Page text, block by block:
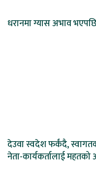
धरानमा ग्यास अभाव
देउवा स्वदेश फर्कंदै,
नेता-कार्यकर्तालाई महतको